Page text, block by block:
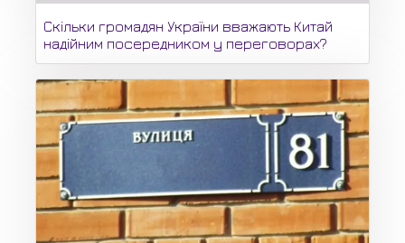
Скільки громадян України вважають Китай
надійним посередником у переговорах?